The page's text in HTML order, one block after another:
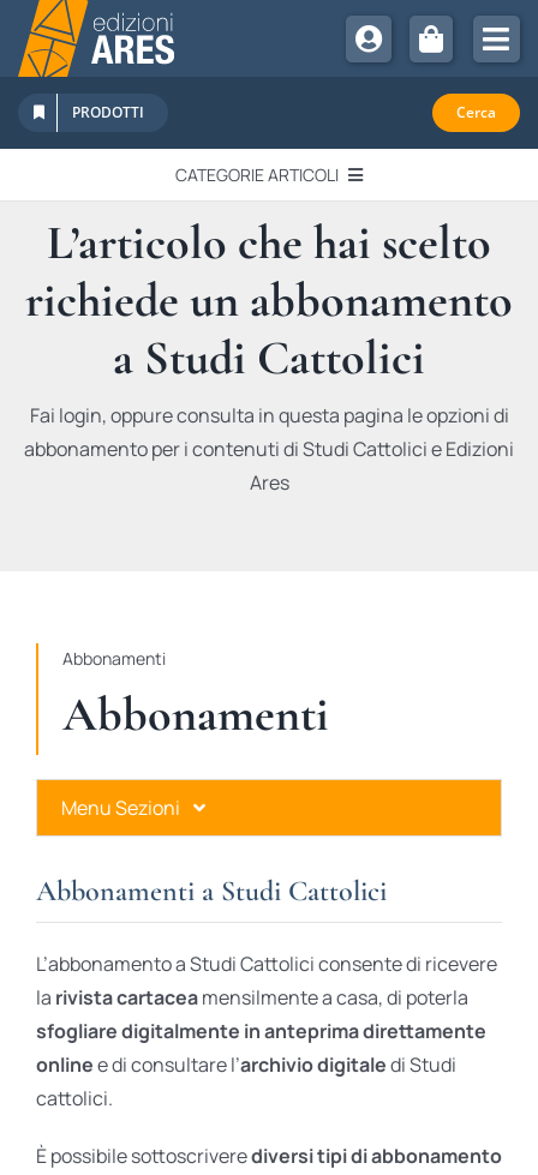
Salta
contenuto
Chi Siamo
Sostienici
Abbonamenti
Promozioni
Newsletter
PRODOTTI Cerca
CATEGORIE ARTICOLI
EDITORIALI
IN QUESTO NUMERO
RECENSIONI
L’articolo che hai scelto
richiede un abbonamento
a Studi Cattolici
Fai login, oppure consulta in questa pagina le opzioni di
abbonamento per i contenuti di Studi Cattolici e Edizioni
Ares
Abbonamenti
Abbonamenti
Menu Sezioni
Ares Gold
Ares Digital
Ares Gift Card
Abbonamenti a Studi Cattolici
L’abbonamento a Studi Cattolici consente di ricevere
la rivista cartaceamensilmente a casa, di poterla
sfogliare digitalmente in anteprima direttamente
onlinee di consultare l’archivio digitaledi Studi
cattolici.
È possibile sottoscriverediversi tipi di abbonamento